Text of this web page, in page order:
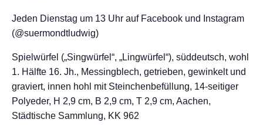
Jeden Dienstag um 13 Uhr auf Facebook und Instagram
(@suermondtludwig)
Spielwürfel („Singwürfel“, „Lingwürfel“), süddeutsch, wohl
1. Hälfte 16. Jh., Messingblech, getrieben, gewinkelt und
graviert, innen hohl mit Steinchenbefüllung, 14-seitiger
Polyeder, H 2,9 cm, B 2,9 cm, T 2,9 cm, Aachen,
Städtische Sammlung, KK 962